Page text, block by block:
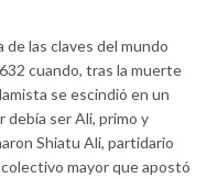
las claves del mundo
cuando, tras la muerte
se escindió en un
debía ser Ali, primo y
Shiatu Ali, partidario
mayor que apostó